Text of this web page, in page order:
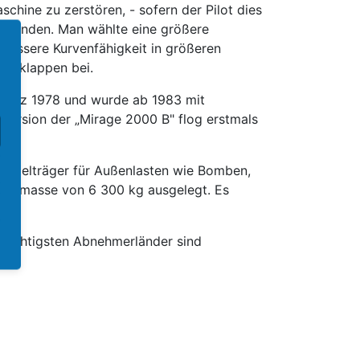
zu zerstören, - sofern der Pilot dies
Man wählte eine größere
Kurvenfähigkeit in größeren
bei.
1978 und wurde ab 1983 mit
der „Mirage 2000 B" flog erstmals
für Außenlasten wie Bomben,
von 6 300 kg ausgelegt. Es
Abnehmerländer sind